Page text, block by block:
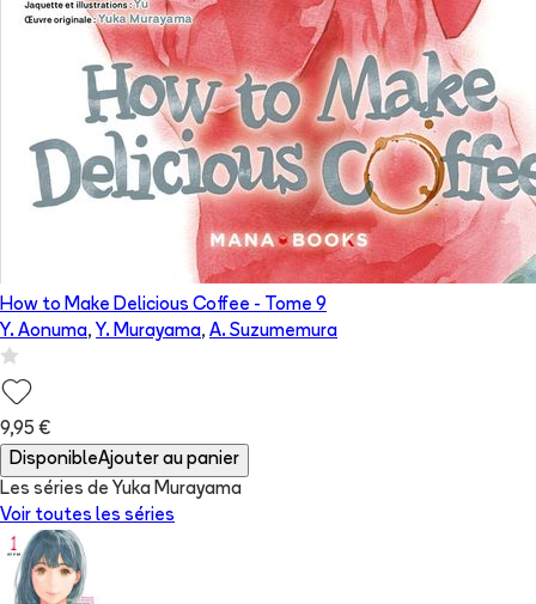
How to Make Delicious Coffee - Tome 9
Y. Aonuma, Y. Murayama, A. Suzumemura
9,95 €
DisponibleAjouter au panier
Les séries de Yuka Murayama
Voir toutes les séries